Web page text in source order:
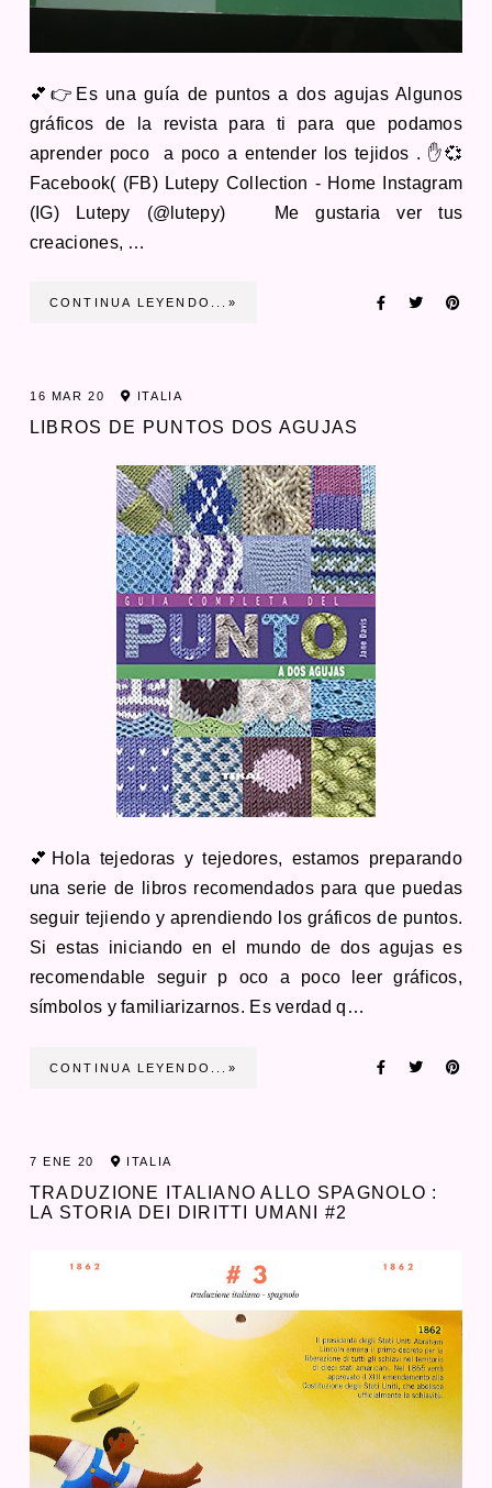
💕👉Es una guía de puntos a dos agujas Algunos
gráficos de la revista para ti para que podamos
aprender poco a poco a entender los tejidos . ✋💞
Facebook( (FB) Lutepy Collection - Home Instagram
(IG) Lutepy (@lutepy) Me gustaria ver tus
creaciones, …
CONTINUA LEYENDO...»
16 MAR 20 ITALIA
LIBROS DE PUNTOS DOS AGUJAS
💕Hola tejedoras y tejedores, estamos preparando
una serie de libros recomendados para que puedas
seguir tejiendo y aprendiendo los gráficos de puntos.
Si estas iniciando en el mundo de dos agujas es
recomendable seguir p oco a poco leer gráficos,
símbolos y familiarizarnos. Es verdad q…
CONTINUA LEYENDO...»
7 ENE 20 ITALIA
TRADUZIONE ITALIANO ALLO SPAGNOLO :
LA STORIA DEI DIRITTI UMANI #2